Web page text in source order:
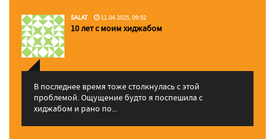
SALAT 11.04.2025, 09:02
10 лет с моим хиджабом
В последнее время тоже столкнулась с этой
проблемой. Ощущение будто я поспешила с
хиджабом и рано по...